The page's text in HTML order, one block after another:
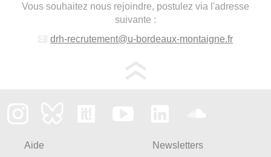
Vous souhaitez nous rejoindre, postulez via l'adresse
suivante :
drh-recrutement@u-bordeaux-montaigne.fr
Aide Newsletters